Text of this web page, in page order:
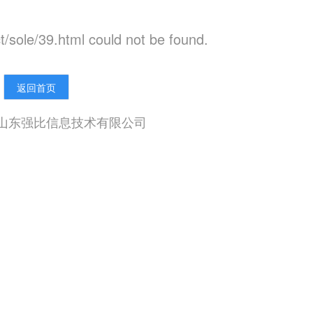
sole/39.html could not be found.
返回首页
东强比信息技术有限公司